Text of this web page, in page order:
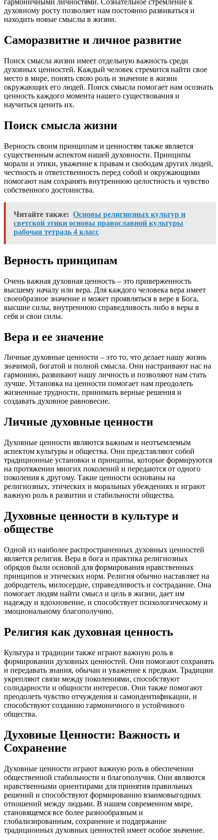
гармоничными личностями. Сознательное стремление к
духовному росту позволяет нам постоянно развиваться и
находить новые смыслы в жизни.
Саморазвитие и личное развитие
Поиск смысла жизни имеет отдельную важность среди
духовных ценностей. Каждый человек стремится найти свое
место в мире, понять свою роль и значение в жизни
окружающих его людей. Поиск смысла помогает нам осознать
ценность каждого момента нашего существования и
научиться ценить их.
Поиск смысла жизни
Верность своим принципам и ценностям также является
существенным аспектом нашей духовности. Принципы
морали и этики, уважение к правам и свободам других людей,
честность и ответственность перед собой и окружающими
помогают нам сохранять внутреннюю целостность и чувство
собственного достоинства.
Читайте также: Основы религиозных культур и
светской этики основы православной культуры
рабочая тетрадь 4 класс
Верность принципам
Очень важная духовная ценность – это приверженность
высшему началу или вера. Для каждого человека вера имеет
своеобразное значение и может проявляться в вере в Бога,
высшие силы, внутреннюю справедливость либо в веры в
себя и свои силы.
Вера и ее значение
Личные духовные ценности – это то, что делает нашу жизнь
значимой, богатой и полной смысла. Они настраивают нас на
гармонию, развивают нашу личность и позволяют нам стать
лучше. Установка на ценности помогает нам преодолеть
жизненные трудности, принимать верные решения и
создавать духовное равновесие.
Личные духовные ценности
Духовные ценности являются важным и неотъемлемым
аспектом культуры и общества. Они представляют собой
традиционные установки и принципы, которые формируются
на протяжении многих поколений и передаются от одного
поколения к другому. Такие ценности основаны на
религиозных, этических и моральных убеждениях и играют
важную роль в развитии и стабильности общества.
Духовные ценности в культуре и
обществе
Одной из наиболее распространенных духовных ценностей
является религия. Вера в бога и практика религиозных
обрядов были основой для формирования нравственных
принципов и этических норм. Религия обычно наставляет на
добродетель, милосердие, справедливость и сострадание. Она
помогает людям найти смысл и цель в жизни, дает им
надежду и вдохновение, и способствует психологическому и
эмоциональному благополучию.
Религия как духовная ценность
Культура и традиции также играют важную роль в
формировании духовных ценностей. Они помогают сохранять
и передавать знания, обычаи и уважение к предкам. Традиции
укрепляют связи между поколениями, способствуют
солидарности и общности интересов. Они также помогают
преодолеть чувство отчуждения и самоидентификации, и
способствуют созданию гармоничного и устойчивого
общества.
Духовные Ценности: Важность и
Сохранение
Духовные ценности играют важную роль в обеспечении
общественной стабильности и благополучия. Они являются
нравственными ориентирами для принятия правильных
решений и способствуют формированию взаимовыгодных
отношений между людьми. В нашем современном мире,
становящемся все более разнообразным и
глобализированным, сохранение и поддержание
традиционных духовных ценностей имеет особое значение.